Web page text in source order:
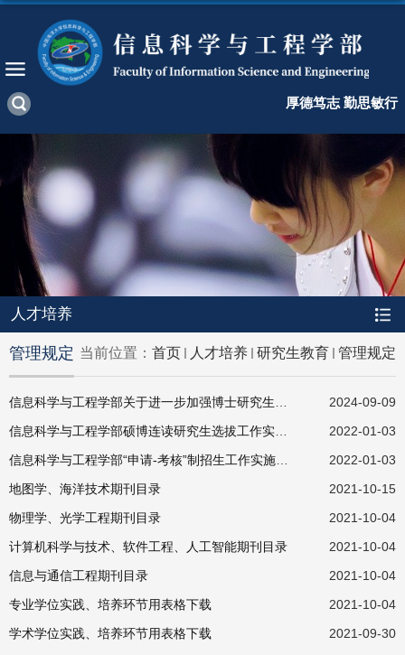
厚德笃志 勤思敏行
人才培养
当前位置： 首页 人才培养 研究生教育 管理规定
管理规定
2024-09-09
2022-01-03
2022-01-03
地图学、海洋技术期刊目录
2021-10-15
物理学、光学工程期刊目录
2021-10-04
计算机科学与技术、软件工程、人工智能期刊目录
2021-10-04
信息与通信工程期刊目录
2021-10-04
专业学位实践、培养环节用表格下载
2021-10-04
学术学位实践、培养环节用表格下载
2021-09-30